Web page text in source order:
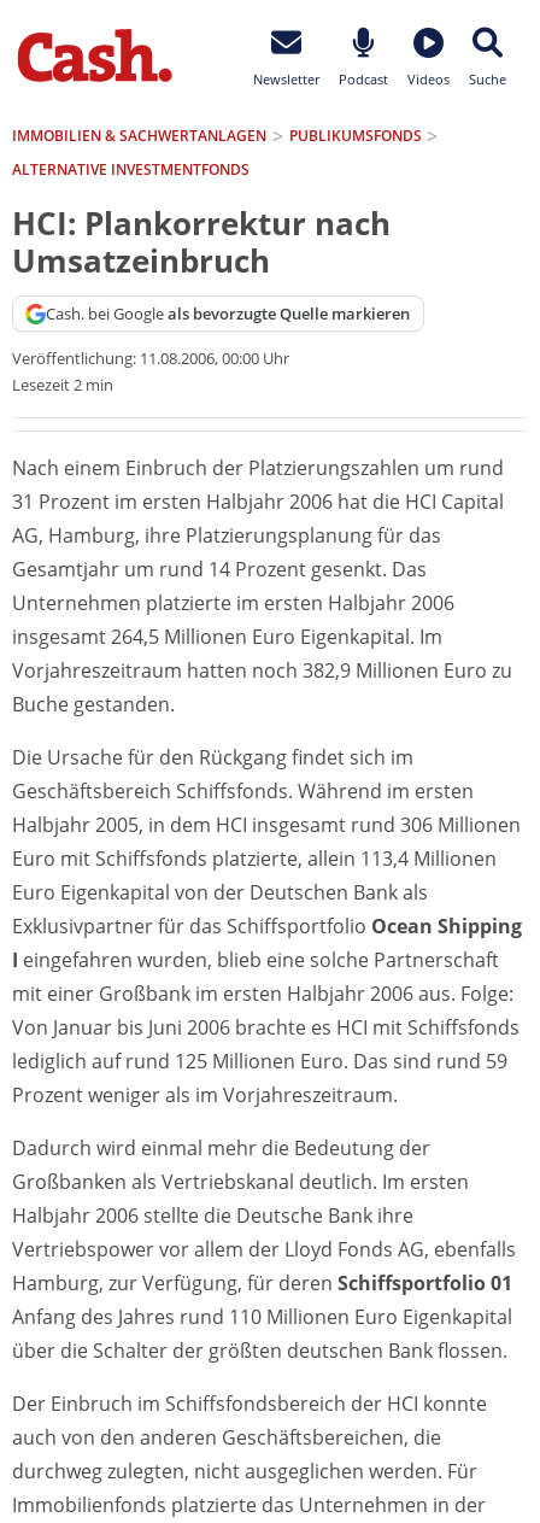
Newsletter Podcast Videos Suche
IMMOBILIEN & SACHWERTANLAGEN
PUBLIKUMSFONDS
ALTERNATIVE INVESTMENTFONDS
HCI: Plankorrektur nach
Umsatzeinbruch
Cash. bei Googleals bevorzugte Quelle markieren
Veröffentlichung: 11.08.2006, 00:00 Uhr
Lesezeit 2 min
Nach einem Einbruch der Platzierungszahlen um rund
31 Prozent im ersten Halbjahr 2006 hat die HCI Capital
AG, Hamburg, ihre Platzierungsplanung für das
Gesamtjahr um rund 14 Prozent gesenkt. Das
Unternehmen platzierte im ersten Halbjahr 2006
insgesamt 264,5 Millionen Euro Eigenkapital. Im
Vorjahreszeitraum hatten noch 382,9 Millionen Euro zu
Buche gestanden.
Die Ursache für den Rückgang findet sich im
Geschäftsbereich Schiffsfonds. Während im ersten
Halbjahr 2005, in dem HCI insgesamt rund 306 Millionen
Euro mit Schiffsfonds platzierte, allein 113,4 Millionen
Euro Eigenkapital von der Deutschen Bank als
Exklusivpartner für das Schiffsportfolio Ocean Shipping
I eingefahren wurden, blieb eine solche Partnerschaft
mit einer Großbank im ersten Halbjahr 2006 aus. Folge:
Von Januar bis Juni 2006 brachte es HCI mit Schiffsfonds
lediglich auf rund 125 Millionen Euro. Das sind rund 59
Prozent weniger als im Vorjahreszeitraum.
Dadurch wird einmal mehr die Bedeutung der
Großbanken als Vertriebskanal deutlich. Im ersten
Halbjahr 2006 stellte die Deutsche Bank ihre
Vertriebspower vor allem der Lloyd Fonds AG, ebenfalls
Hamburg, zur Verfügung, für deren Schiffsportfolio 01
Anfang des Jahres rund 110 Millionen Euro Eigenkapital
über die Schalter der größten deutschen Bank flossen.
Der Einbruch im Schiffsfondsbereich der HCI konnte
auch von den anderen Geschäftsbereichen, die
durchweg zulegten, nicht ausgeglichen werden. Für
Immobilienfonds platzierte das Unternehmen in der